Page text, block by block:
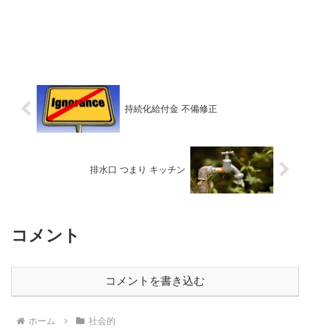
持続化給付金 不備修正
排水口 つまり キッチン
コメント
コメントを書き込む
ホーム 社会的